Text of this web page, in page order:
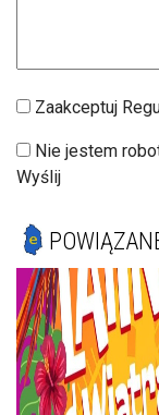
Zaakceptuj
Nie jestem
Wyślij